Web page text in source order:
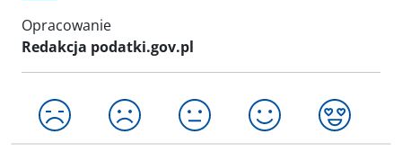
Opracowanie
Redakcja podatki.gov.pl